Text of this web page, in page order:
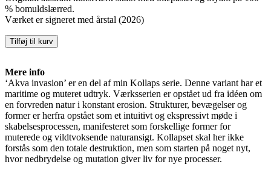
% bomuldslærred.
Værket er signeret med årstal (2026)
Akva
invasion
Tilføj til kurv
Mere info
‘Akva invasion’ er en del af min Kollaps serie. Denne variant har et
maritime og muteret udtryk. Værksserien er opstået ud fra idéen om
en forvreden natur i konstant erosion. Strukturer, bevægelser og
former er herfra opstået som et intuitivt og ekspressivt møde i
skabelsesprocessen, manifesteret som forskellige former for
muterede og vildtvoksende naturansigt. Kollapset skal her ikke
forstås som den totale destruktion, men som starten på noget nyt,
hvor nedbrydelse og mutation giver liv for nye processer.